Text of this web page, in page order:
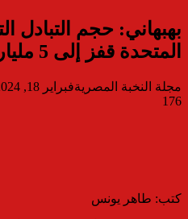
بهبهاني: حجم التبادل
المتحدة قفز إلى 5 مليارات إسترليني
مجلة النخبة المصريةفبراير 18, 2024
176
كتب: طاهر يونس